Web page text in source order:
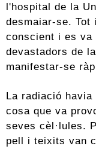
l'hospital de la
desmaiar-se. Tot
conscient i es va
devastadors de
manifestar-se
La radiació
cosa que va
seves cèl·lules.
pell i teixits van